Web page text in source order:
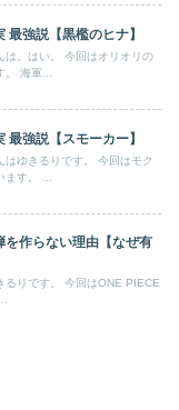
最強説【黒檻のヒナ】
は。はい。 今回はオリオリの
海軍...
最強説【スモーカー】
ゆきるりです。 今回はモク
す。 ...
を作らない理由【なぜ有
るりです。 今回はONE PIECE